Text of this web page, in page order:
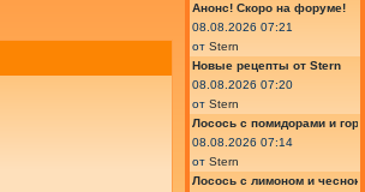
Анонс! Скоро на форуме!
08.08.2026 07:21
от Stern
Новые рецепты от Stern
08.08.2026 07:20
от Stern
Лосось с помидорами и
08.08.2026 07:14
от Stern
Лосось с лимоном и